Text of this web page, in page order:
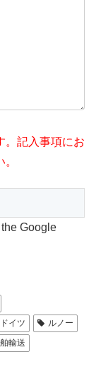
。記入事項にお
Google
ドイツ
ルノー
輸送